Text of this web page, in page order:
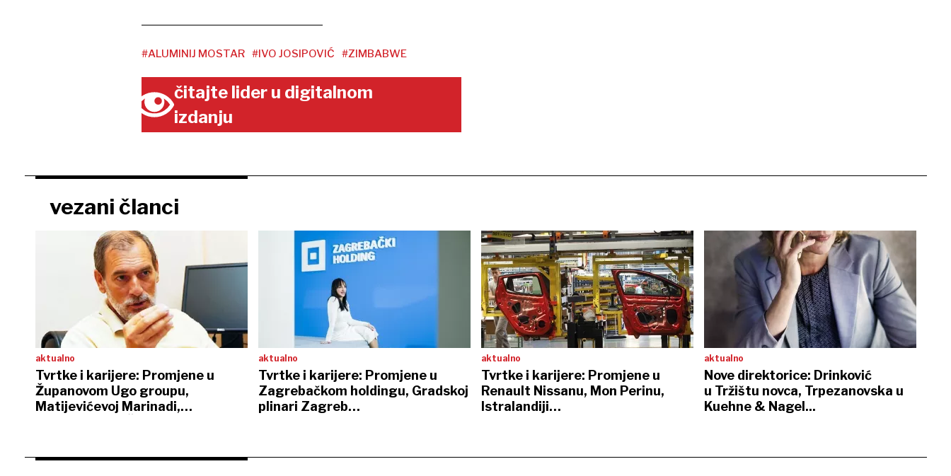
#ALUMINIJ MOSTAR #IVO JOSIPOVIĆ #ZIMBABWE
čitajte lider u digitalnom
izdanju
vezani članci
aktualno
Tvrtke i karijere: Promjene u
Županovom Ugo groupu,
Matijevićevoj Marinadi,
aktualno
Tvrtke i karijere: Promjene u
Zagrebačkom holdingu, Gradskoj
plinari Zagreb…
aktualno
Tvrtke i karijere: Promjene u
Renault Nissanu, Mon Perinu,
Istralandiji…
aktualno
Nove direktorice: Drinković
u Tržištu novca, Trpezanovska u
Kuehne & Nagel...